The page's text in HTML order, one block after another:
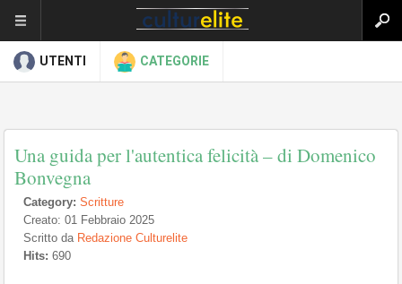
UTENTI CATEGORIE
Una guida per l'autentica felicità – di Domenico
Bonvegna
Category: Scritture
Creato: 01 Febbraio 2025
Scritto da Redazione Culturelite
Hits: 690